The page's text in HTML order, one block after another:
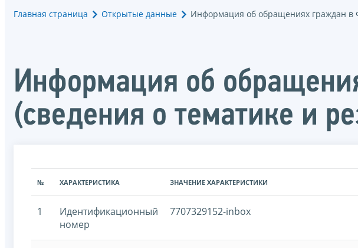
Главная страница Открытые данные Информация об обращениях граждан в
Информация об
(сведения о тематике и
№ ХАРАКТЕРИСТИКА ЗНАЧЕНИЕ ХАРАКТЕРИСТИКИ
1
Идентификационный
номер
7707329152-inbox